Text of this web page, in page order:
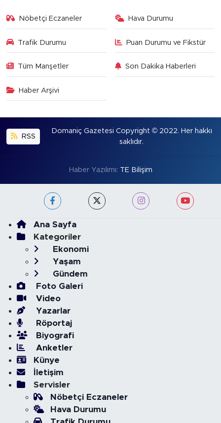
Nöbetçi Eczaneler Hava Durumu
Trafik Durumu Puan Durumu ve Fikstür
Tüm Manşetler Son Dakika Haberleri
Haber Arşivi
RSS
Domaniç Gazetesi Copyright © 2022. Her hakkı
saklıdır.
Haber Yazılımı: TE Bilişim
Ana Sayfa
Kategoriler
Ekonomi
Yaşam
Gündem
Foto Galeri
Video
Yazarlar
Röportaj
Biyografi
Anketler
Künye
İletişim
Servisler
Nöbetçi Eczaneler
Hava Durumu